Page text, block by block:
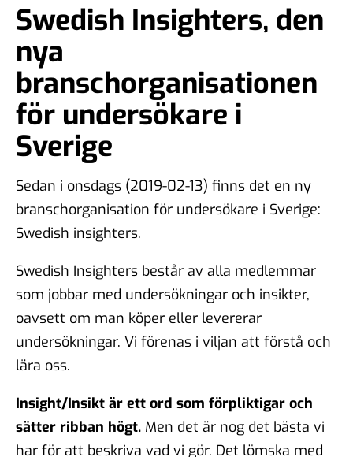
Swedish Insighters, den
nya
branschorganisationen
för undersökare i
Sverige
Sedan i onsdags (2019-02-13) finns det en ny
branschorganisation för undersökare i Sverige:
Swedish insighters.
Swedish Insighters består av alla medlemmar
som jobbar med undersökningar och insikter,
oavsett om man köper eller levererar
undersökningar. Vi förenas i viljan att förstå och
lära oss.
Insight/Insikt är ett ord som förpliktigar och
sätter ribban högt. Men det är nog det bästa vi
har för att beskriva vad vi gör. Det lömska med